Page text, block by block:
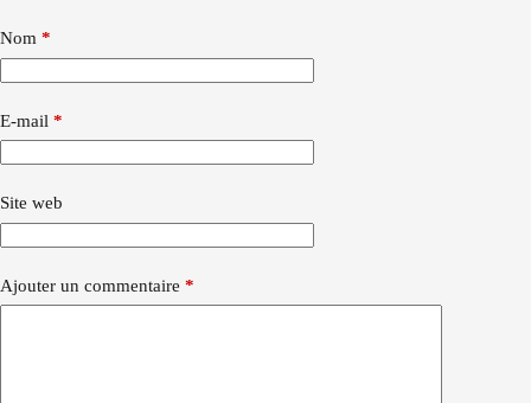
Nom *
E-mail *
Site web
Ajouter un commentaire *